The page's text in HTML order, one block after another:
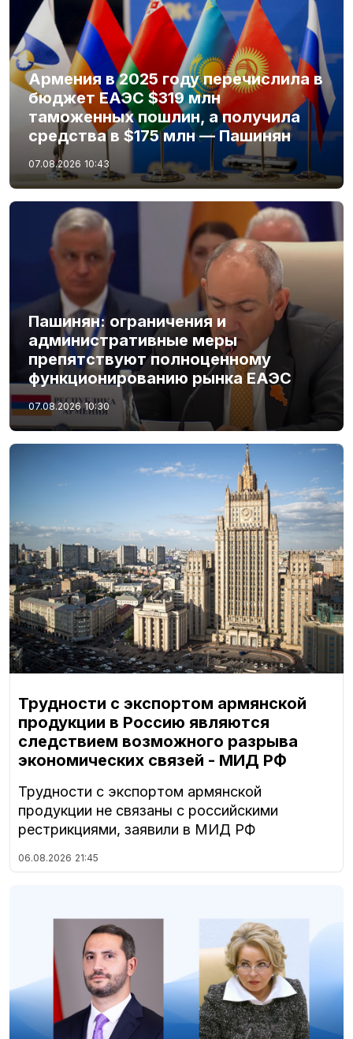
Армения в 2025 году перечислила в
бюджет ЕАЭС $319 млн
таможенных пошлин, а получила
средства в $175 млн — Пашинян
07.08.2026 10:43
Пашинян: ограничения и
административные меры
препятствуют полноценному
функционированию рынка ЕАЭС
07.08.2026 10:30
Трудности с экспортом армянской
продукции в Россию являются
следствием возможного разрыва
экономических связей - МИД РФ
Трудности с экспортом армянской
продукции не связаны с российскими
рестрикциями, заявили в МИД РФ
06.08.2026 21:45